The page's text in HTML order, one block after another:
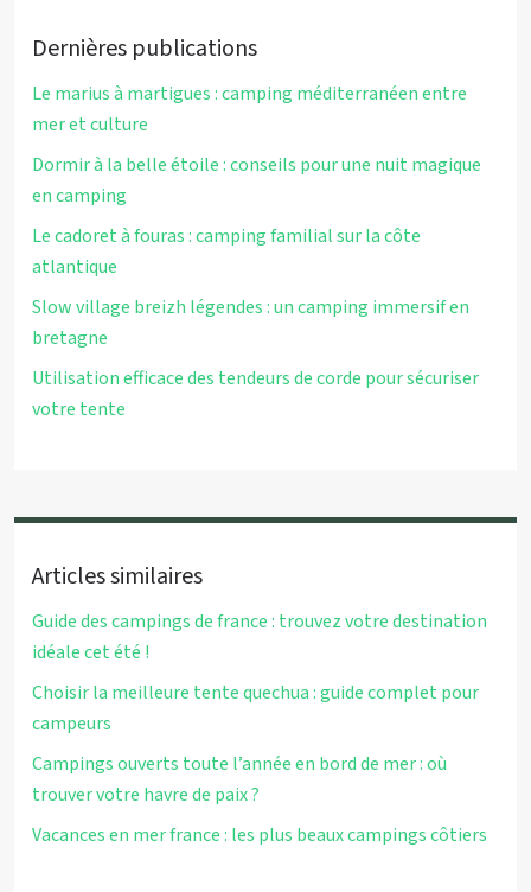
Dernières publications
Le marius à martigues : camping méditerranéen entre
mer et culture
Dormir à la belle étoile : conseils pour une nuit magique
en camping
Le cadoret à fouras : camping familial sur la côte
atlantique
Slow village breizh légendes : un camping immersif en
bretagne
Utilisation efficace des tendeurs de corde pour sécuriser
votre tente
Articles similaires
Guide des campings de france : trouvez votre destination
idéale cet été !
Choisir la meilleure tente quechua : guide complet pour
campeurs
Campings ouverts toute l’année en bord de mer : où
trouver votre havre de paix ?
Vacances en mer france : les plus beaux campings côtiers